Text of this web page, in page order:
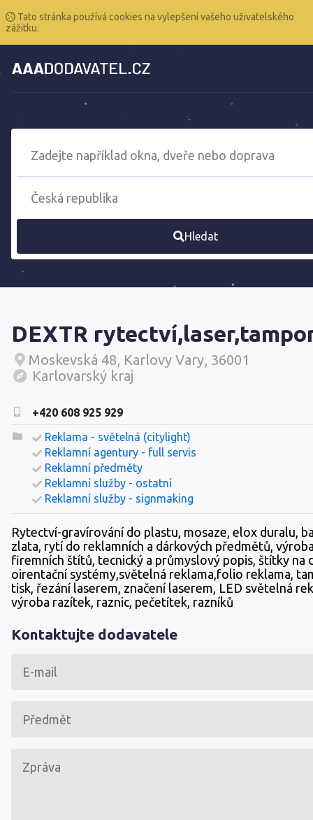
Tato stránka používá cookies na vylepšení vašeho uživatelského
zážitku.
Hledat
DEXTR
Moskevská 48, Karlovy Vary, 36001
Karlovarský kraj
+420 608 925 929
Reklama - světelná (citylight)
Reklamní agentury - full servis
Reklamní předměty
Reklamní služby - ostatní
Reklamní služby - signmaking
Rytectví-gravírování do plastu, mosaze, elox duralu,
zlata, rytí do reklamních a dárkových předmětů,
firemních štítů, tecnický a průmyslový popis, štítky na
oirentační systémy,světelná reklama,folio reklama,
tisk, řezání laserem, značení laserem, LED světelná
výroba razítek, raznic, pečetítek, razníků
Kontaktujte dodavatele